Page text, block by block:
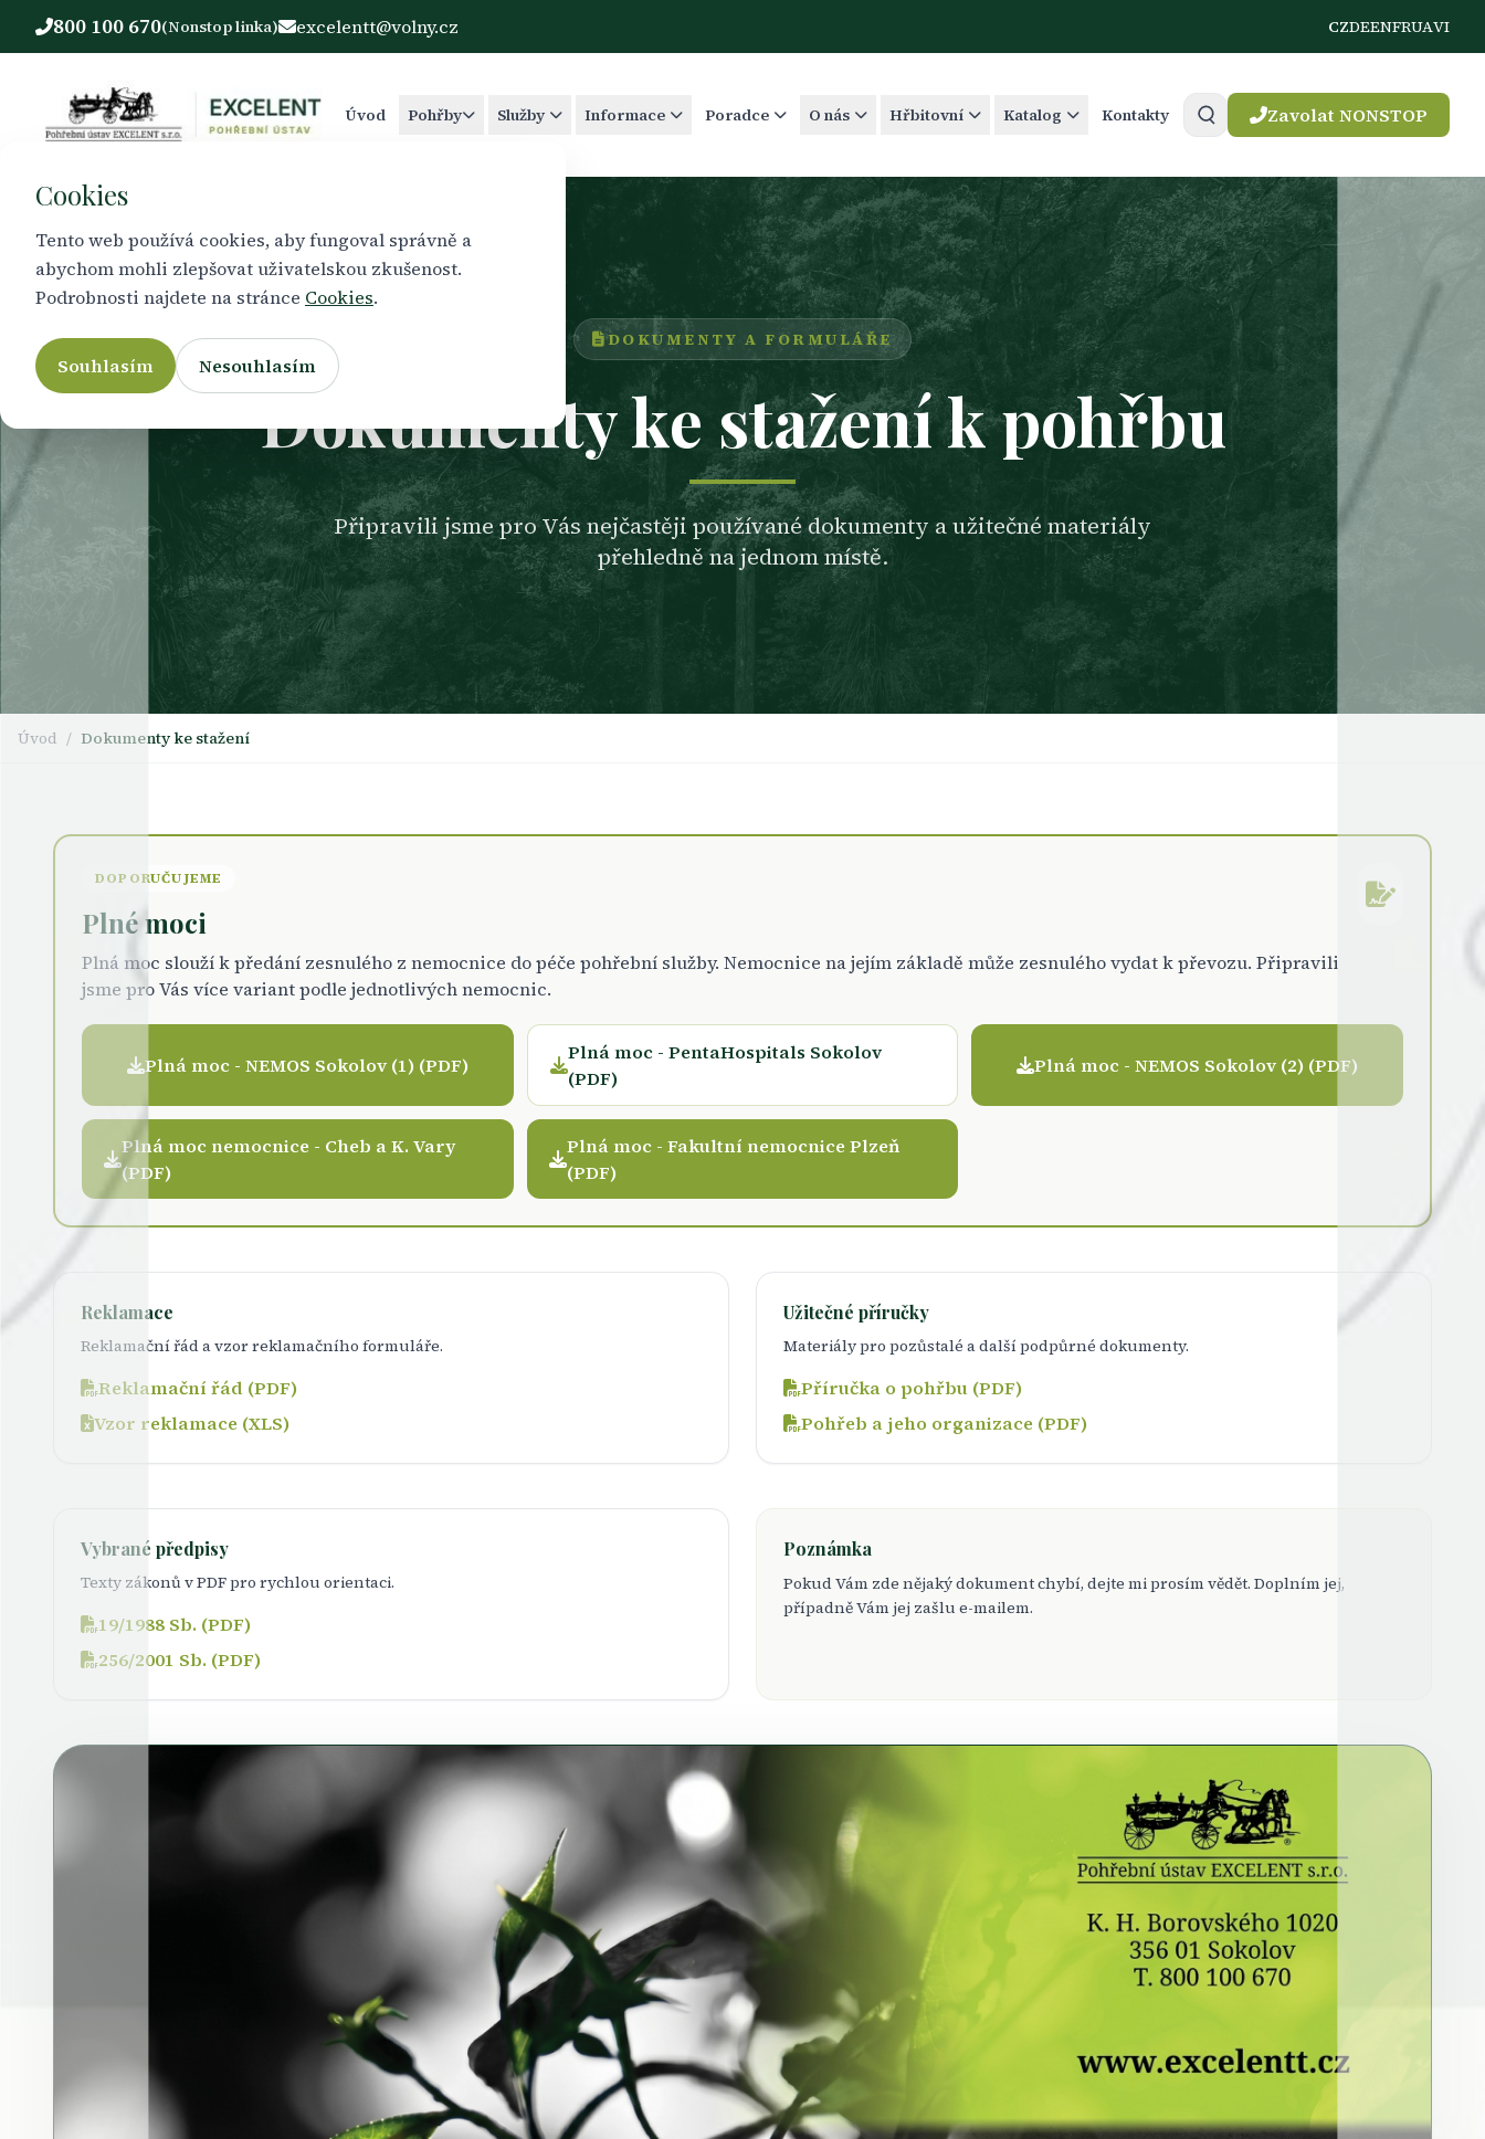
800 100 670(Nonstop linka) excelentt@volny.cz CZDEENFRUAVI
Úvod Pohřby Služby Informace Poradce O nás Hřbitovní Katalog Kontakty Zavolat NONSTOP
DOKUMENTY A FORMULÁŘE
Dokumenty ke stažení k pohřbu
Připravili jsme pro Vás nejčastěji používané dokumenty a užitečné materiály
přehledně na jednom místě.
Úvod / Dokumenty ke stažení
DOPORUČUJEME
Plné moci
Plná moc slouží k předání zesnulého z nemocnice do péče pohřební služby. Nemocnice na jejím základě může zesnulého vydat k převozu. Připravili
jsme pro Vás více variant podle jednotlivých nemocnic.
Plná moc - NEMOS Sokolov (1) (PDF)
Plná moc - PentaHospitals Sokolov
(PDF)
Plná moc - NEMOS Sokolov (2) (PDF)
Plná moc nemocnice - Cheb a K. Vary
(PDF)
Plná moc - Fakultní nemocnice Plzeň
(PDF)
Reklamace
Reklamační řád a vzor reklamačního formuláře.
Reklamační řád (PDF)
Vzor reklamace (XLS)
Užitečné příručky
Materiály pro pozůstalé a další podpůrné dokumenty.
Příručka o pohřbu (PDF)
Pohřeb a jeho organizace (PDF)
Vybrané předpisy
Texty zákonů v PDF pro rychlou orientaci.
19/1988 Sb. (PDF)
256/2001 Sb. (PDF)
Poznámka
Pokud Vám zde nějaký dokument chybí, dejte mi prosím vědět. Doplním jej,
případně Vám jej zašlu e-mailem.
Cookies
Tento web používá cookies, aby fungoval správně a
abychom mohli zlepšovat uživatelskou zkušenost.
Podrobnosti najdete na stránce Cookies.
Souhlasím Nesouhlasím